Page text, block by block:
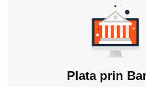
Plata prin